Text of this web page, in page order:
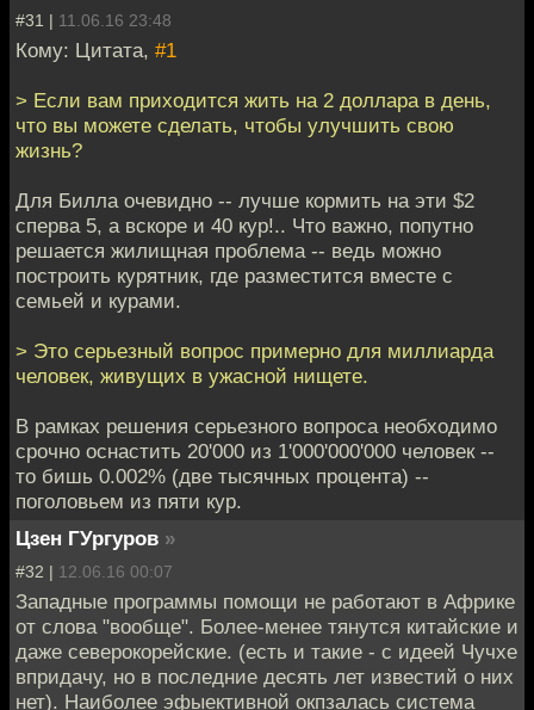
#31 | 11.06.16 23:48
Кому: Цитата, #1
> Если вам приходится жить на 2 доллара в день,
что вы можете сделать, чтобы улучшить свою
жизнь?
Для Билла очевидно -- лучше кормить на эти $2
сперва 5, а вскоре и 40 кур!.. Что важно, попутно
решается жилищная проблема -- ведь можно
построить курятник, где разместится вместе с
семьей и курами.
> Это серьезный вопрос примерно для миллиарда
человек, живущих в ужасной нищете.
В рамках решения серьезного вопроса необходимо
срочно оснастить 20'000 из 1'000'000'000 человек --
то бишь 0.002% (две тысячных процента) --
поголовьем из пяти кур.
Цзен ГУргуров »
#32 | 12.06.16 00:07
Западные программы помощи не работают в Африке
от слова "вообще". Более-менее тянутся китайские и
даже северокорейские. (есть и такие - с идеей Чучхе
впридачу, но в последние десять лет известий о них
нет). Наиболее эфыективной окпзалась система